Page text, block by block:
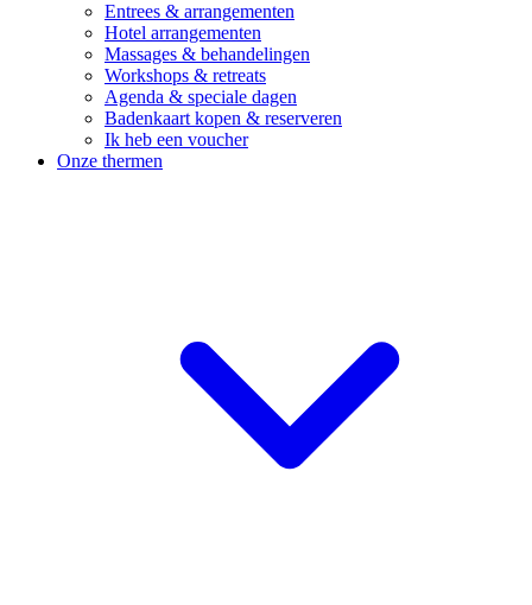
Entrees & arrangementen
Hotel arrangementen
Massages & behandelingen
Workshops & retreats
Agenda & speciale dagen
Badenkaart kopen & reserveren
Ik heb een voucher
Onze thermen